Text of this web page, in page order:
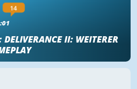
14
II: WEITERER